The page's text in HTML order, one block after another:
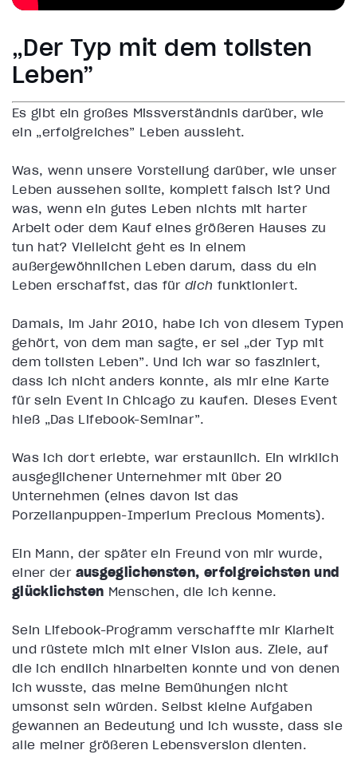
„Der Typ mit dem tollsten
Leben”
Es gibt ein großes Missverständnis darüber, wie
ein „erfolgreiches” Leben aussieht.
Was, wenn unsere Vorstellung darüber, wie unser
Leben aussehen sollte, komplett falsch ist? Und
was, wenn ein gutes Leben nichts mit harter
Arbeit oder dem Kauf eines größeren Hauses zu
tun hat? Vielleicht geht es in einem
außergewöhnlichen Leben darum, dass du ein
Leben erschaffst, das fürdich funktioniert.
Damals, im Jahr 2010, habe ich von diesem Typen
gehört, von dem man sagte, er sei „der Typ mit
dem tollsten Leben”. Und ich war so fasziniert,
dass ich nicht anders konnte, als mir eine Karte
für sein Event in Chicago zu kaufen. Dieses Event
hieß „Das Lifebook-Seminar”.
Was ich dort erlebte, war erstaunlich. Ein wirklich
ausgeglichener Unternehmer mit über 20
Unternehmen (eines davon ist das
Porzellanpuppen-Imperium Precious Moments).
Ein Mann, der später ein Freund von mir wurde,
einer der ausgeglichensten, erfolgreichsten und
glücklichsten Menschen, die ich kenne.
Sein Lifebook-Programm verschaffte mir Klarheit
und rüstete mich mit einer Vision aus. Ziele, auf
die ich endlich hinarbeiten konnte und von denen
ich wusste, das meine Bemühungen nicht
umsonst sein würden. Selbst kleine Aufgaben
gewannen an Bedeutung und ich wusste, dass sie
alle meiner größeren Lebensversion dienten.